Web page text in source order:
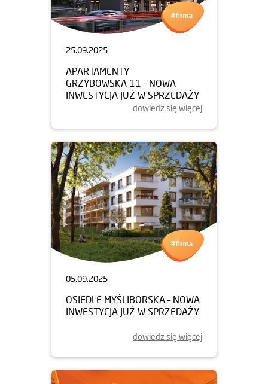
25.09.2025
APARTAMENTY
GRZYBOWSKA 11 - NOWA
INWESTYCJA JUŻ W SPRZEDAŻY
dowiedz się więcej
05.09.2025
OSIEDLE MYŚLIBORSKA – NOWA
INWESTYCJA JUŻ W SPRZEDAŻY
dowiedz się więcej